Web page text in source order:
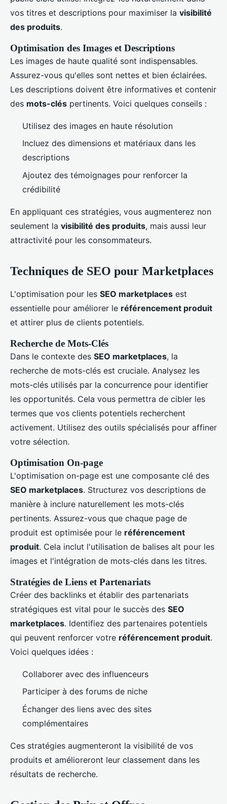
vos titres et descriptions pour maximiser la visibilité
des produits.
Optimisation des Images et Descriptions
Les images de haute qualité sont indispensables.
Assurez-vous qu'elles sont nettes et bien éclairées.
Les descriptions doivent être informatives et contenir
des mots-clés pertinents. Voici quelques conseils :
Utilisez des images en haute résolution
Incluez des dimensions et matériaux dans les
descriptions
Ajoutez des témoignages pour renforcer la
crédibilité
En appliquant ces stratégies, vous augmenterez non
seulement la visibilité des produits, mais aussi leur
attractivité pour les consommateurs.
Techniques de SEO pour Marketplaces
L'optimisation pour les SEO marketplaces est
essentielle pour améliorer le référencement produit
et attirer plus de clients potentiels.
Recherche de Mots-Clés
Dans le contexte des SEO marketplaces, la
recherche de mots-clés est cruciale. Analysez les
mots-clés utilisés par la concurrence pour identifier
les opportunités. Cela vous permettra de cibler les
termes que vos clients potentiels recherchent
activement. Utilisez des outils spécialisés pour affiner
votre sélection.
Optimisation On-page
L'optimisation on-page est une composante clé des
SEO marketplaces. Structurez vos descriptions de
manière à inclure naturellement les mots-clés
pertinents. Assurez-vous que chaque page de
produit est optimisée pour le référencement
produit. Cela inclut l'utilisation de balises alt pour les
images et l'intégration de mots-clés dans les titres.
Stratégies de Liens et Partenariats
Créer des backlinks et établir des partenariats
stratégiques est vital pour le succès des SEO
marketplaces. Identifiez des partenaires potentiels
qui peuvent renforcer votre référencement produit.
Voici quelques idées :
Collaborer avec des influenceurs
Participer à des forums de niche
Échanger des liens avec des sites
complémentaires
Ces stratégies augmenteront la visibilité de vos
produits et amélioreront leur classement dans les
résultats de recherche.